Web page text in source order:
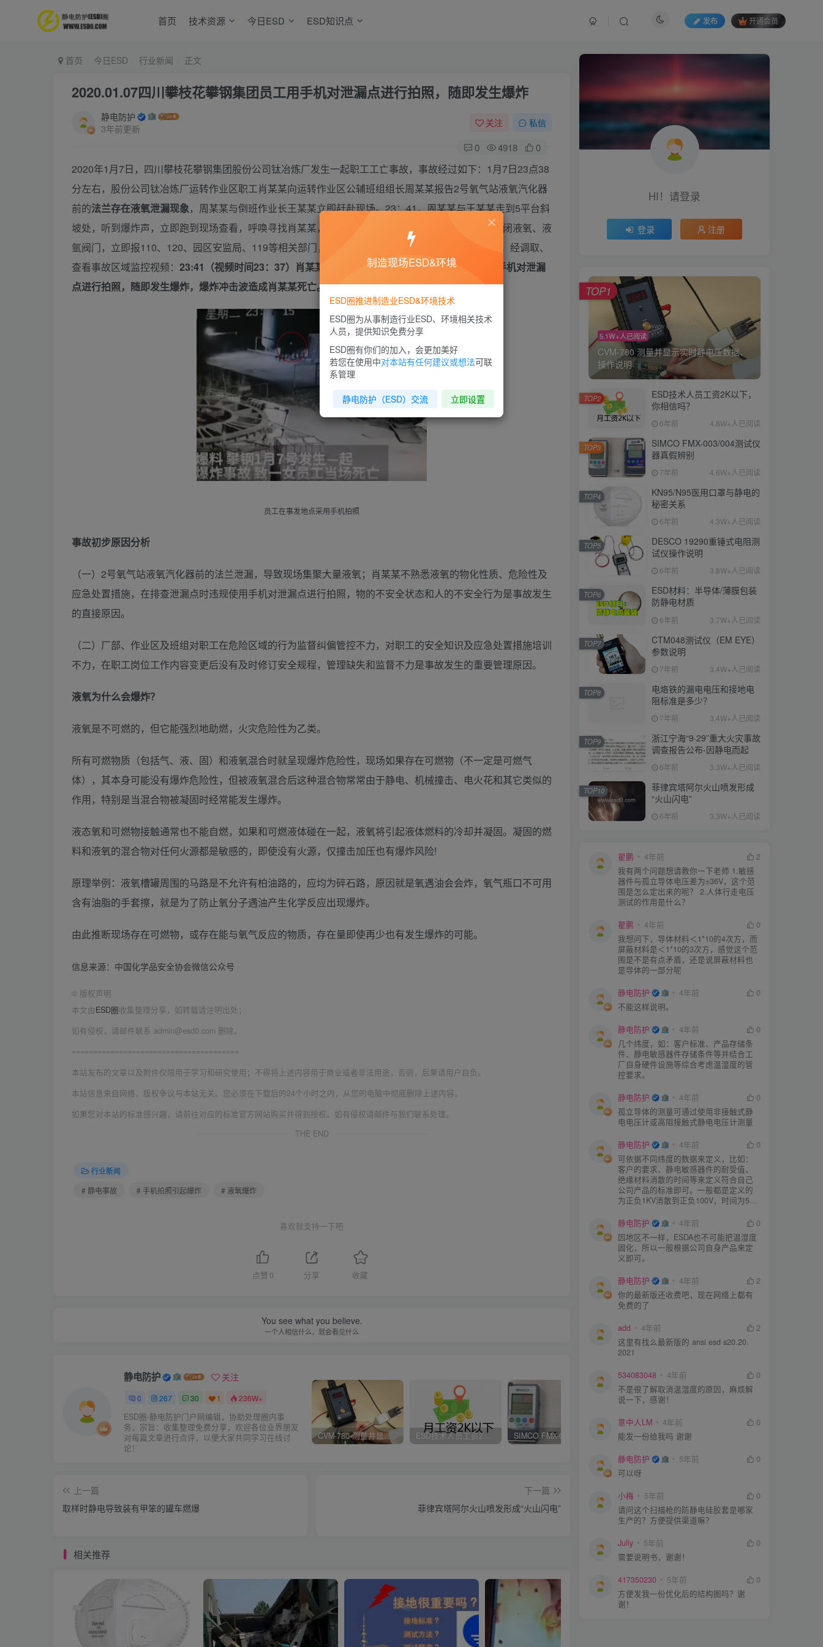
首页 技术资源 今日ESD ESD知识点 发布 开通会员
首页 今日ESD 行业新闻 正文
2020.01.07四川攀枝花攀钢集团员工用手机对泄漏点进行拍照，随即发生爆炸
静电防护
3年前更新
关注 私信
0 4918 0
2020年1月7日，四川攀枝花攀钢集团股份公司钛冶炼厂发生一起职工工亡事故，事故经过如下：1月7日23点38
分左右，股份公司钛冶炼厂运转作业区职工肖某某向运转作业区公辅班组组长周某某报告2号氧气站液氧汽化器
前的法兰存在液氧泄漏现象，周某某与倒班作业长王某某立即赶赴现场。23：41，周某某与王某某走到5平台斜
坡处，听到爆炸声，立即跑到现场查看，呼唤寻找肖某某，发现肖某某倒在液氧汽化器附近，随即关闭液氧、液
氩阀门，立即报110、120、园区安监局、119等相关部门，经120医护人员现场抢救无效后宣布死亡。经调取、
查看事故区域监控视频： 23:41（视频时间23：37）肖某某站在2号氧气站液氧汽化器泄漏点附近用手机对泄漏
点进行拍照，随即发生爆炸，爆炸冲击波造成肖某某死亡。
员工在事发地点采用手机拍照
事故初步原因分析
（一）2号氧气站液氧汽化器前的法兰泄漏，导致现场集聚大量液氧；肖某某不熟悉液氧的物化性质、危险性及
应急处置措施，在排查泄漏点时违规使用手机对泄漏点进行拍照，物的不安全状态和人的不安全行为是事故发生
的直接原因。
（二）厂部、作业区及班组对职工在危险区域的行为监督纠偏管控不力，对职工的安全知识及应急处置措施培训
不力，在职工岗位工作内容变更后没有及时修订安全规程，管理缺失和监督不力是事故发生的重要管理原因。
液氧为什么会爆炸？
液氧是不可燃的，但它能强烈地助燃，火灾危险性为乙类。
所有可燃物质（包括气、液、固）和液氧混合时就呈现爆炸危险性，现场如果存在可燃物（不一定是可燃气
体），其本身可能没有爆炸危险性，但被液氧混合后这种混合物常常由于静电、机械撞击、电火花和其它类似的
作用，特别是当混合物被凝固时经常能发生爆炸。
液态氧和可燃物接触通常也不能自燃，如果和可燃液体碰在一起，液氧将引起液体燃料的冷却并凝固。凝固的燃
料和液氧的混合物对任何火源都是敏感的，即使没有火源，仅撞击加压也有爆炸风险!
原理举例：液氧槽罐周围的马路是不允许有柏油路的，应均为碎石路，原因就是氧遇油会会炸，氧气瓶口不可用
含有油脂的手套擦，就是为了防止氧分子遇油产生化学反应出现爆炸。
由此推断现场存在可燃物，或存在能与氧气反应的物质，存在量即使再少也有发生爆炸的可能。
信息来源：中国化学品安全协会微信公众号
© 版权声明
本文由ESD圈收集整理分享，如转载请注明出处；
如有侵权，请邮件联系 admin@esd0.com 删除。
=======================================
本站发布的文章以及附件仅限用于学习和研究使用；不得将上述内容用于商业或者非法用途，否则，后果请用户自负。
本站信息来自网络，版权争议与本站无关。您必须在下载后的24个小时之内，从您的电脑中彻底删除上述内容。
如果您对本站的标准感兴趣，请前往对应的标准官方网站购买并得到授权。如有侵权请邮件与我们联系处理。
THE END
行业新闻
# 静电事故
# 手机拍照引起爆炸 # 液氧爆炸
喜欢就支持一下吧
点赞 0 分享 收藏
You see what you believe.
一个人相信什么，就会看见什么
静电防护 关注
0 267 30 1 236W+
ESD圈-静电防护门户网编辑，协助处理圈内事
务，宗旨：收集整理免费分享，欢迎各位业界朋友
对每篇文章进行点评，以便大家共同学习在线讨
论！
CVM-780 测量并显示实时静电压数据、操作说明 ESD技术人员工资2K以下，你相信吗？ KN95/N95医用口罩与静电的秘密关系
上一篇
取样时静电导致装有甲笨的罐车燃爆
下一篇
菲律宾塔阿尔火山喷发形成“火山闪电”
相关推荐
HI！请登录
登录 注册
5.1W+人已阅读
CVM-780 测量并显示实时静电压数据、
操作说明
TOP1
ESD技术人员工资2K以下，
你相信吗？
6年前 4.8W+人已阅读
TOP2
SIMCO FMX-003/004测试仪
器真假辨别
7年前 4.6W+人已阅读
TOP3
KN95/N95医用口罩与静电的
秘密关系
6年前 4.3W+人已阅读
TOP4
DESCO 19290重锤式电阻测
试仪操作说明
6年前 3.8W+人已阅读
TOP5
ESD材料：半导体/薄膜包装
防静电材质
6年前 3.7W+人已阅读
TOP6
CTM048测试仪（EM EYE）
参数说明
7年前 3.4W+人已阅读
TOP7
电烙铁的漏电电压和接地电
阻标准是多少？
7年前 3.4W+人已阅读
TOP8
浙江宁海“9·29”重大火灾事故
调查报告公布-因静电而起
6年前 3.3W+人已阅读
TOP9
菲律宾塔阿尔火山喷发形成
“火山闪电”
6年前 3.3W+人已阅读
TOP10
翟鹏 4年前
2
我有两个问题想请教你一下老师 1.敏感
器件与孤立导体电压差为±36V，这个范
围是怎么定出来的呢？ 2.人体行走电压
测试的作用是什么？
翟鹏 4年前
0
我想问下，导体材料＜1*10的4次方，而
屏蔽材料是＜1*10的3次方，感觉这个范
围是不是有点矛盾，还是说屏蔽材料也
是导体的一部分呢
静电防护 4年前
0
不能这样说明。
静电防护 4年前
0
几个纬度，如：客户标准、产品存储条
件、静电敏感器件存储条件等并结合工
厂自身硬件设施等综合考虑温湿度的管
控要求。
静电防护 4年前
0
孤立导体的测量可通过使用非接触式静
电电压计或高阻接触式静电电压计测量
静电防护 4年前
0
可依据不同纬度的数据来定义，比如：
客户的要求、静电敏感器件的耐受值、
绝缘材料消散的时间等来定义符合自己
公司产品的标准即可。一般都是定义的
为正负1KV消散到正负100V，时间为5S
静电防护
4年前
0
因地区不一样，ESDA也不可能把温湿度
固化，所以一般根据公司自身产品来定
义即可。
静电防护 4年前
2
你的最新版还收费吧，现在网络上都有
免费的了
add 4年前
2
这里有找么最新版的 ansi esd s20.20.
2021
534083048 4年前
0
不是很了解取消温湿度的原因，麻烦解
说一下，感谢！
意中人LM 4年前
0
能发一份给我吗 谢谢
静电防护 5年前
0
可以呀
小梅 5年前
0
请问这个扫描枪的防静电硅胶套是哪家
生产的？方便提供渠道嘛？
Jully 5年前
0
需要说明书，谢谢！
417350230 5年前
0
方便发我一份优化后的结构图吗？谢
谢！
制造现场ESD&环境
ESD圈推进制造业ESD&环境技术
ESD圈为从事制造行业ESD、环境相关技术
人员，提供知识免费分享
ESD圈有你们的加入，会更加美好
若您在使用中对本站有任何建议或想法可联
系管理
静电防护（ESD）交流 立即设置